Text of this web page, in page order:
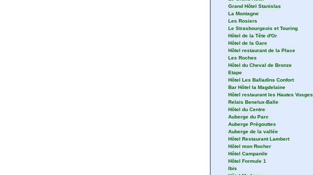
Grand Hôtel Stanislas
La Montagne
Les Rosiers
Le Strasbourgeois et Touring
Hôtel de la Tête d'Or
Hôtel de la Gare
Hôtel restaurant de la Place
Les Roches
Hôtel du Cheval de Bronze
Etape
Hôtel Les Balladins Confort
Bar Hôtel la Magdelaine
Hôtel restaurant les Hautes Vosges
Relais Benelux-Balle
Hôtel du Centre
Auberge du Parc
Auberge Prégouttes
Auberge de la vallée
Hôtel Restaurant Lambert
Hôtel mon Rocher
Hôtel Campanile
Hôtel Formule 1
Ibis